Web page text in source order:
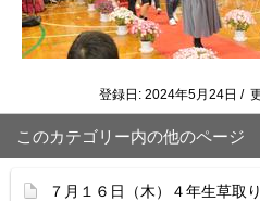
登録日: 2024年5月24日 /
このカテゴリー内の他のページ
７月１６日（木）４年生草取